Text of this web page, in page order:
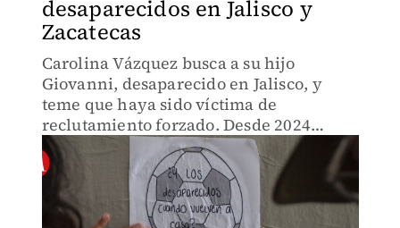
desaparecidos en Jalisco y
Zacatecas
Carolina Vázquez busca a su hijo
Giovanni, desaparecido en Jalisco, y
teme que haya sido víctima de
reclutamiento forzado. Desde 2024
también busca a otro de sus hijos.